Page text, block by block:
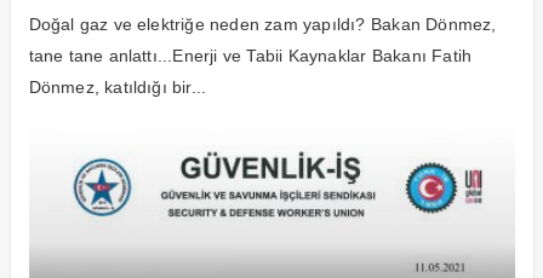
anlattı…
Doğal gaz ve elektriğe neden zam yapıldı? Bakan Dönmez,
tane tane anlattı...Enerji ve Tabii Kaynaklar Bakanı Fatih
Dönmez, katıldığı bir...